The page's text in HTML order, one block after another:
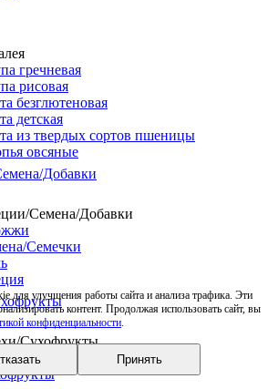
для улучшения работы сайта и анализа трафика. Эти
контент. Продолжая использовать сайт, вы
конфиденциальности.
Принять
гречневая
рисовая
безглютеновая
детская
из твердых сортов пшеницы
овсяные
Добавки
Семена/Добавки
Семечки
Сухофрукты